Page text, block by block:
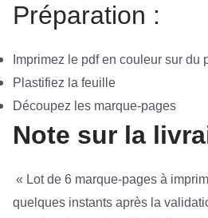
Préparation :
Imprimez le pdf en couleur sur du
Plastifiez la feuille
Découpez les marque-pages
Note sur la
« Lot de 6 marque-pages à
quelques instants après la